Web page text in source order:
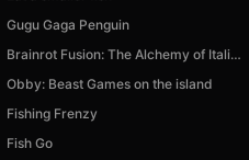
Gugu Gaga Penguin
Brainrot Fusion: The Alchemy of Italian Animals
Obby: Beast Games on the island
Fishing Frenzy
Fish Go